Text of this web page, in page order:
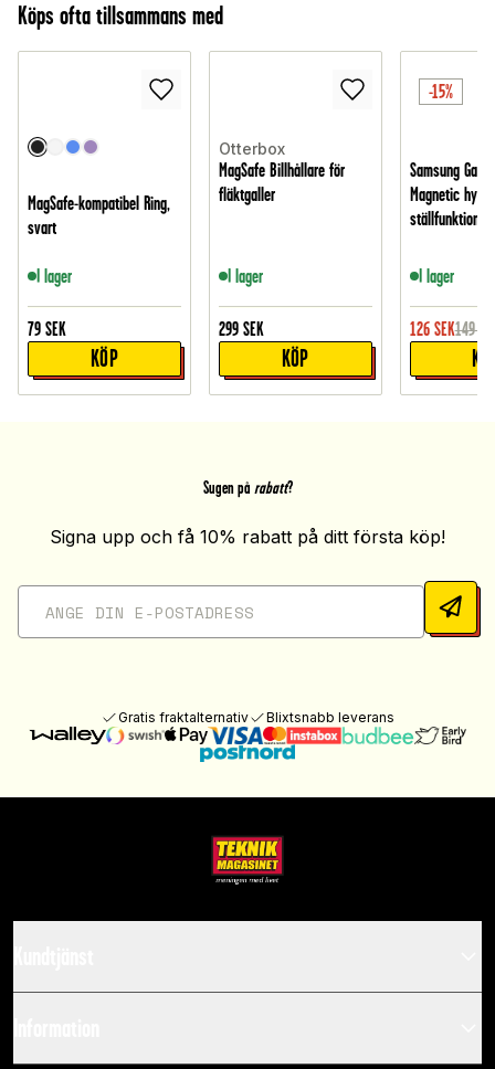
Köps ofta tillsammans med
MagSafe-kompatibel Ring,
svart
I lager
79 SEK
KÖP
Otterbox
MagSafe Billhållare för
fläktgaller
I lager
299 SEK
KÖP
-15%
Samsung
Magnetic
ställfunktion,
I lager
126 SEK149
Sugen på rabatt?
Signa upp och få 10% rabatt på ditt första köp!
Gratis fraktalternativ Blixtsnabb leverans